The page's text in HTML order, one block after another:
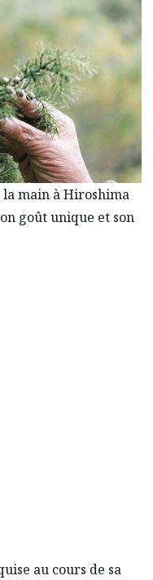
main à Hiroshima
goût unique et son
au cours de sa